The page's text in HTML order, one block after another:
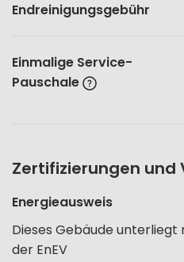
Endreinigungsgebühr
Einmalige Service-
Pauschale
Zertifizierungen und
Energieausweis
Dieses Gebäude
der EnEV